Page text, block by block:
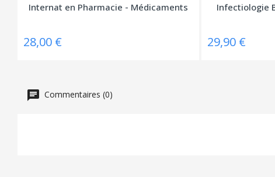
Internat en Pharmacie - Médicaments
28,00 €
Infectiologie
29,90 €
Commentaires (0)